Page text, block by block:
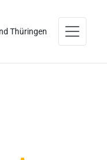
Thüringen